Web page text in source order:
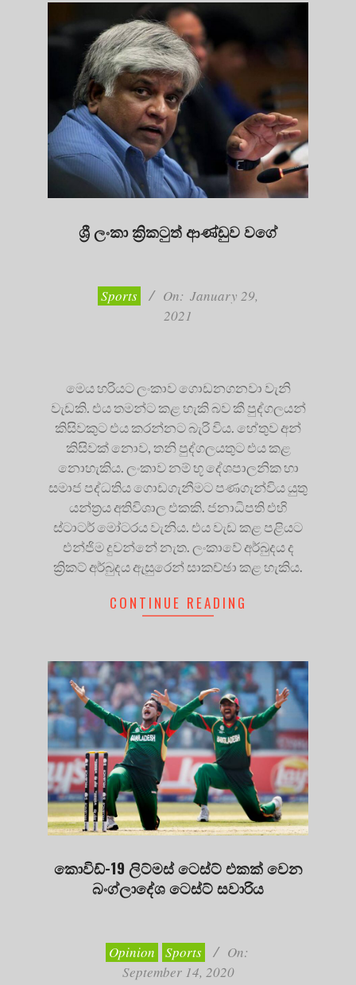
ශ්‍රී ලංකා ක්‍රිකටුත් ආණ්ඩුව වගේ
Sports On: January 29,
2021
මෙය හරියට ලංකාව ගොඩනගනවා වැනි
වැඩකි. එය තමන්ට කළ හැකි බව කී පුද්ගලයන්
කිසිවකුට එය කරන්නට බැරි විය. හේතුව අන්
කිසිවක් නොව, තනි පුද්ගලයතුට එය කළ
නොහැකිය. ලංකාව නම් භූ දේශපාලනික හා
සමාජ පද්ධතිය ගොඩගැනීමට පණගැන්විය යුතු
යන්ත්‍රය අතිවිශාල එකකි. ජනාධිපති එහි
ස්ටාටර් මෝටරය වැනිය. එය වැඩ කළ පළියට
එන්ජිම දුවන්නේ නැත. ලංකාවේ අර්බුදය ද
ක්‍රිකට් අර්බුදය ඇසුරෙන් සාකච්ඡා කළ හැකිය.
CONTINUE READING
කොවිඩ්-19 ලිට්මස් ටෙස්ට් එකක් වෙන
බංග්ලාදේශ ටෙස්ට් සවාරිය
Opinion Sports
On:
September 14, 2020